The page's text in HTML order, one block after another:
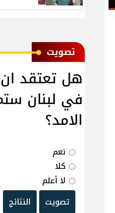
ﺗﺼﻮﻳﺖ
هل تعتقد ان
في لبنان
الامد؟
نعم
كلا
لا أعلم
تصويت
النتائج